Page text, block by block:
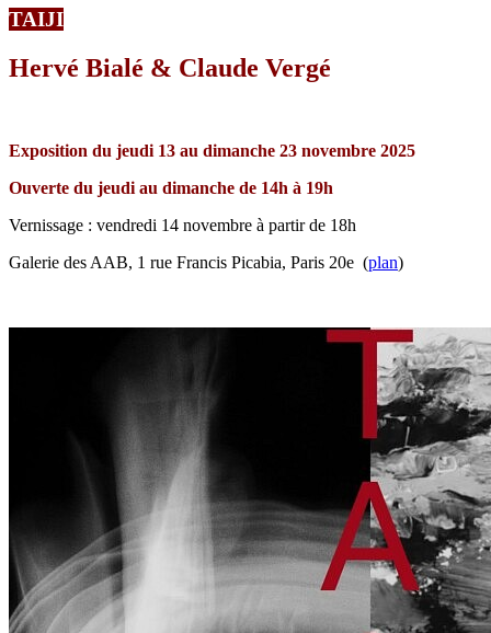
TAIJI
Hervé Bialé & Claude Vergé
Exposition du jeudi 13 au dimanche 23 novembre 2025
Ouverte du jeudi au dimanche de 14h à 19h
Vernissage ‬:‬‭ vendredi 14 novembre à partir de 18h
Galerie des AAB, 1 rue Francis Picabia, Paris 20e (plan)